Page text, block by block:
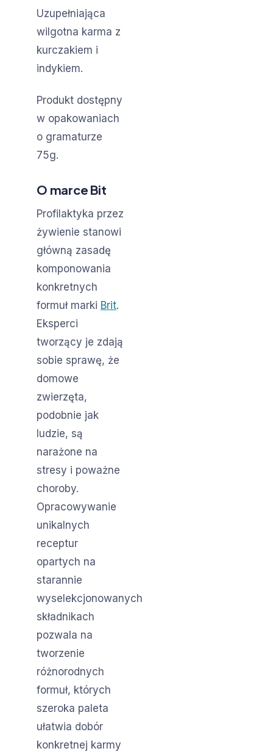
Uzupełniająca
wilgotna karma z
kurczakiem i
indykiem.
Produkt dostępny
w opakowaniach
o gramaturze
75g.
O marce Bit
Profilaktyka przez
żywienie stanowi
główną zasadę
komponowania
konkretnych
formuł marki Brit.
Eksperci
tworzący je zdają
sobie sprawę, że
domowe
zwierzęta,
podobnie jak
ludzie, są
narażone na
stresy i poważne
choroby.
Opracowywanie
unikalnych
receptur
opartych na
starannie
wyselekcjonowanych
składnikach
pozwala na
tworzenie
różnorodnych
formuł, których
szeroka paleta
ułatwia dobór
konkretnej karmy